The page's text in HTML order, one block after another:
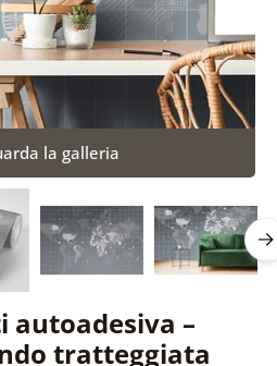
autoadesiva –
tratteggiata
la galleria